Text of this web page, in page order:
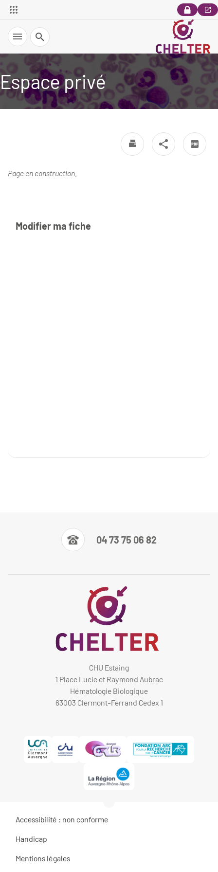
Recherche
Espace privé
Page en construction.
Modifier ma fiche
04 73 75 06 82
CHU Estaing
1 Place Lucie et Raymond Aubrac
Hématologie Biologique
63003 Clermont-Ferrand Cedex 1
Accessibilité : non conforme
Handicap
Mentions légales